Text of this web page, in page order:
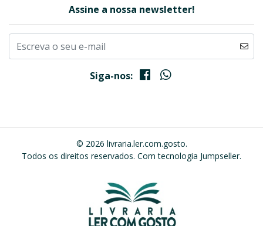
Assine a nossa newsletter!
Siga-nos:
© 2026 livraria.ler.com.gosto.
Todos os direitos reservados. Com tecnologia Jumpseller.